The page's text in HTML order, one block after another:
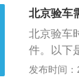
明。当我
查询车
及时进行
检测站进
辆的检测
北京验车
北京验车
件。以下
牌和行驶
发布时间